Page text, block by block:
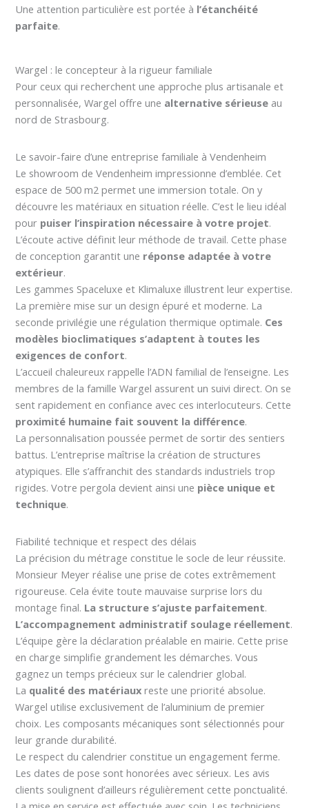
Une attention particulière est portée à l’étanchéité
parfaite.
Wargel : le concepteur à la rigueur familiale
Pour ceux qui recherchent une approche plus artisanale et
personnalisée, Wargel offre une alternative sérieuse au
nord de Strasbourg.
Le savoir-faire d’une entreprise familiale à Vendenheim
Le showroom de Vendenheim impressionne d’emblée. Cet
espace de 500 m2 permet une immersion totale. On y
découvre les matériaux en situation réelle. C’est le lieu idéal
pour puiser l’inspiration nécessaire à votre projet.
L’écoute active définit leur méthode de travail. Cette phase
de conception garantit une réponse adaptée à votre
extérieur.
Les gammes Spaceluxe et Klimaluxe illustrent leur expertise.
La première mise sur un design épuré et moderne. La
seconde privilégie une régulation thermique optimale. Ces
modèles bioclimatiques s’adaptent à toutes les
exigences de confort.
L’accueil chaleureux rappelle l’ADN familial de l’enseigne. Les
membres de la famille Wargel assurent un suivi direct. On se
sent rapidement en confiance avec ces interlocuteurs. Cette
proximité humaine fait souvent la différence.
La personnalisation poussée permet de sortir des sentiers
battus. L’entreprise maîtrise la création de structures
atypiques. Elle s’affranchit des standards industriels trop
rigides. Votre pergola devient ainsi une pièce unique et
technique.
Fiabilité technique et respect des délais
La précision du métrage constitue le socle de leur réussite.
Monsieur Meyer réalise une prise de cotes extrêmement
rigoureuse. Cela évite toute mauvaise surprise lors du
montage final. La structure s’ajuste parfaitement.
L’accompagnement administratif soulage réellement.
L’équipe gère la déclaration préalable en mairie. Cette prise
en charge simplifie grandement les démarches. Vous
gagnez un temps précieux sur le calendrier global.
La qualité des matériaux reste une priorité absolue.
Wargel utilise exclusivement de l’aluminium de premier
choix. Les composants mécaniques sont sélectionnés pour
leur grande durabilité.
Le respect du calendrier constitue un engagement ferme.
Les dates de pose sont honorées avec sérieux. Les avis
clients soulignent d’ailleurs régulièrement cette ponctualité.